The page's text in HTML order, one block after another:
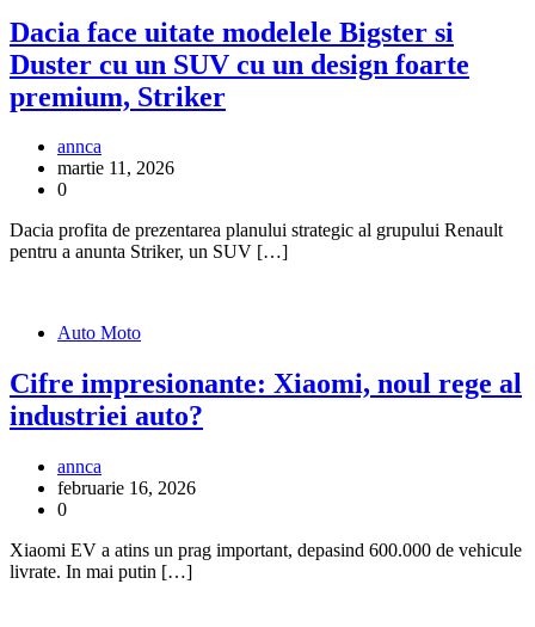
Dacia face uitate modelele Bigster si
Duster cu un SUV cu un design foarte
premium, Striker
annca
martie 11, 2026
0
Dacia profita de prezentarea planului strategic al grupului Renault
pentru a anunta Striker, un SUV […]
Auto Moto
Cifre impresionante: Xiaomi, noul rege al
industriei auto?
annca
februarie 16, 2026
0
Xiaomi EV a atins un prag important, depasind 600.000 de vehicule
livrate. In mai putin […]